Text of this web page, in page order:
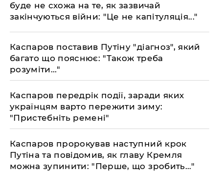
буде не схожа на те, як зазвичай
закінчуються війни: "Це не капітуляція..."
Каспаров поставив Путіну "діагноз", який
багато що пояснює: "Також треба
розуміти..."
Каспаров передрік події, заради яких
українцям варто пережити зиму:
"Пристебніть ремені"
Каспаров пророкував наступний крок
Путіна та повідомив, як главу Кремля
можна зупинити: "Перше, що зробить..."